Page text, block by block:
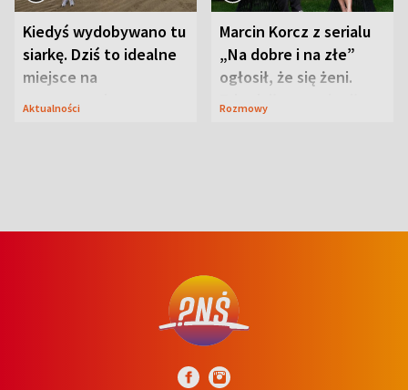
Kiedyś wydobywano tu
siarkę. Dziś to idealne
miejsce na
wypoczynek
Aktualności
Marcin Korcz z serialu
„Na dobre i na złe”
ogłosił, że się żeni.
Zdradził, co zmienił
Rozmowy